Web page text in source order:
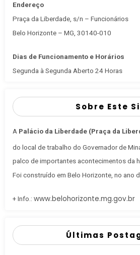
Endereço
Praça da Liberdade, s/n – Funcionários
Belo Horizonte – MG, 30140-010
Dias de Funcionamento e Horários
Segunda à Segunda Aberto 24 Horas
Sobre Este
A Palácio da Liberdade (Praça da
do local de trabalho do Governador de
palco de importantes acontecimentos da
Foi construído em Belo Horizonte, no ano
+ Info.: www.belohorizonte.mg.gov.br
Últimas